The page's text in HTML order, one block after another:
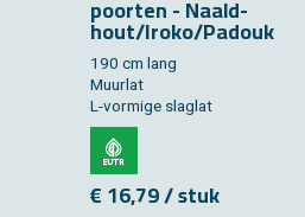
poor­ten - Naald­
hout/Iroko/Pa­douk
190 cm lang
Muur­lat
L-vor­mi­ge slag­lat
€ 16,79 / stuk